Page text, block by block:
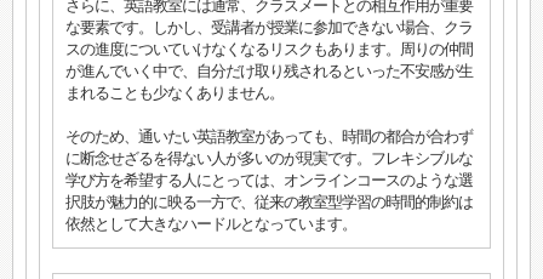
さらに、英語教室には通常、クラスメートとの相互作用が重要
な要素です。しかし、受講者が授業に参加できない場合、クラ
スの進度についていけなくなるリスクもあります。周りの仲間
が進んでいく中で、自分だけ取り残されるといった不安感が生
まれることも少なくありません。
そのため、通いたい英語教室があっても、時間の都合が合わず
に断念せざるを得ない人が多いのが現実です。フレキシブルな
学び方を希望する人にとっては、オンラインコースのような選
択肢が魅力的に映る一方で、従来の教室型学習の時間的制約は
依然として大きなハードルとなっています。